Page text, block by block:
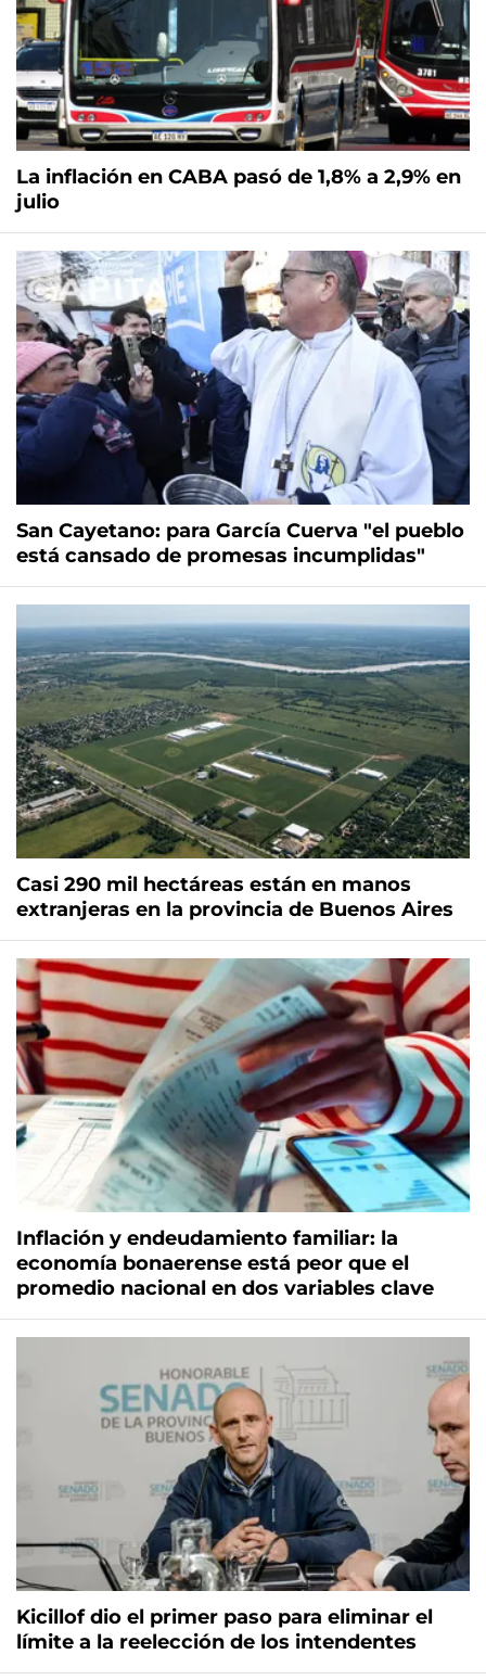
La inflación en CABA pasó de 1,8% a 2,9% en
julio
San Cayetano: para García Cuerva "el pueblo
está cansado de promesas incumplidas"
Casi 290 mil hectáreas están en manos
extranjeras en la provincia de Buenos Aires
Inflación y endeudamiento familiar: la
economía bonaerense está peor que el
promedio nacional en dos variables clave
Kicillof dio el primer paso para eliminar el
límite a la reelección de los intendentes